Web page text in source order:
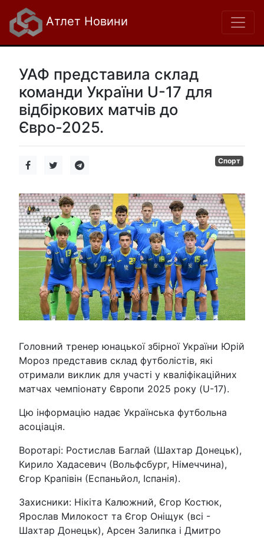
Атлет Новини
УАФ представила склад
команди України U-17 для
відбіркових матчів до
Євро-2025.
Спорт
Головний тренер юнацької збірної України Юрій
Мороз представив склад футболістів, які
отримали виклик для участі у кваліфікаційних
матчах чемпіонату Європи 2025 року (U-17).
Цю інформацію надає Українська футбольна
асоціація.
Воротарі: Ростислав Баглай (Шахтар Донецьк),
Кирило Хадасевич (Вольфсбург, Німеччина),
Єгор Крапівін (Еспаньйол, Іспанія).
Захисники: Нікіта Калюжний, Єгор Костюк,
Ярослав Милокост та Єгор Оніщук (всі -
Шахтар Донецьк), Арсен Залипка і Дмитро